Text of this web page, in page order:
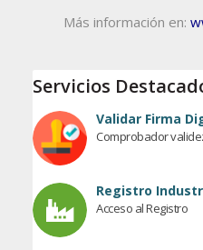
Más información en:
Servicios
Validar Firma
Comprobador
Registro
Acceso al Registro